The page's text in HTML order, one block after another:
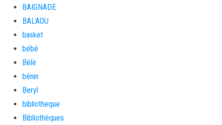
BAIGNADE
BALAOU
basket
bébé
Bèlè
bénin
Beryl
bibliotheque
Bibliothèques